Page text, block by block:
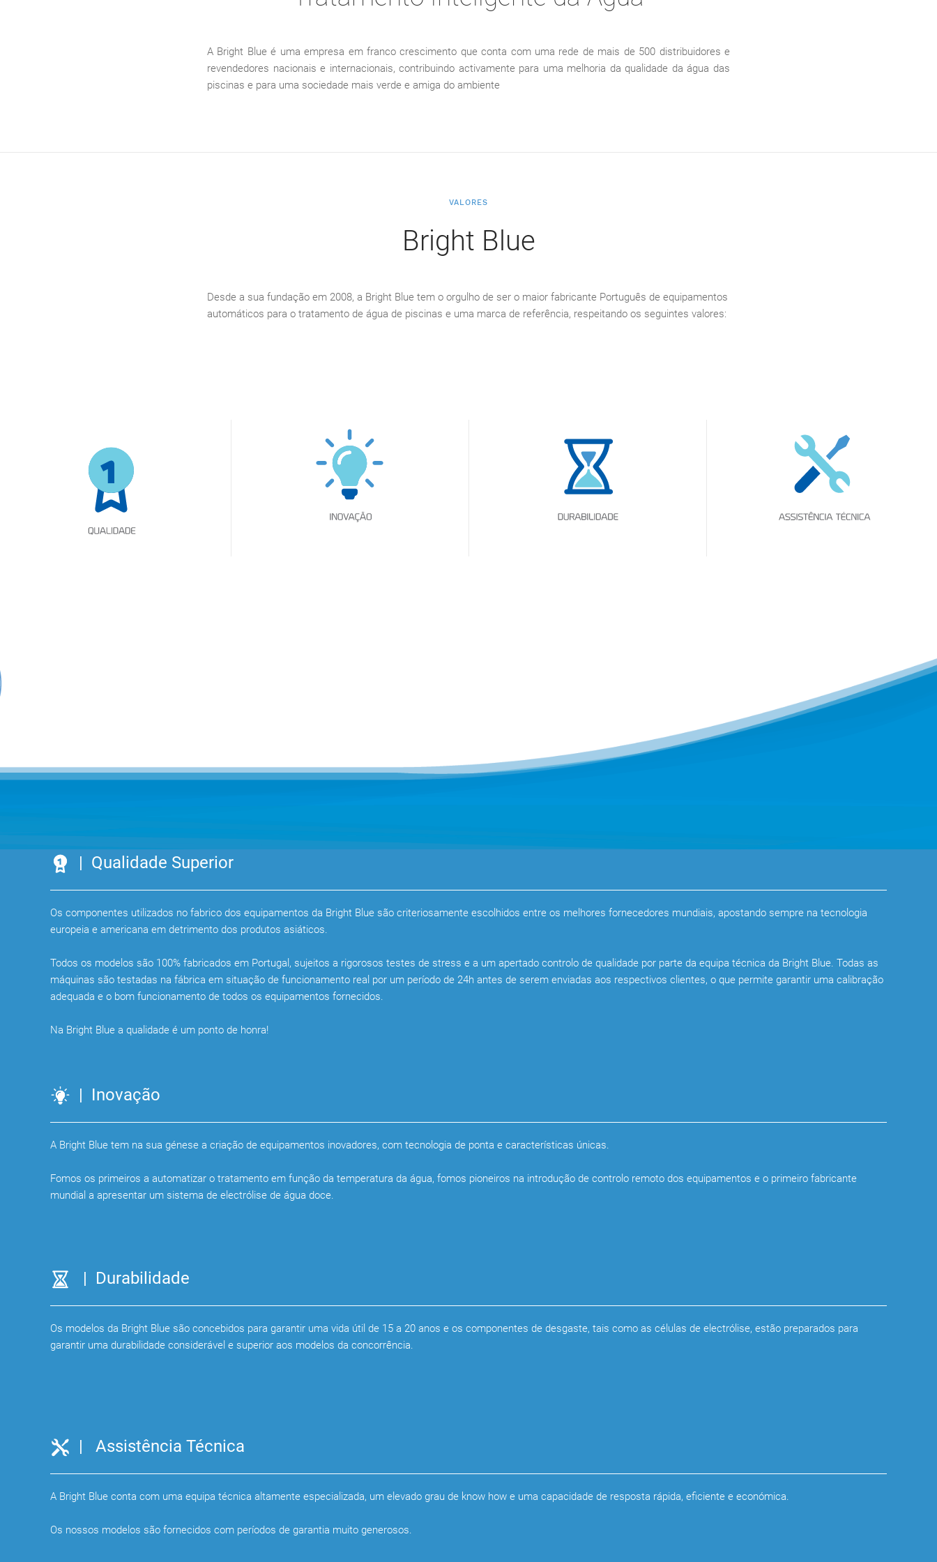
A Bright Blue é uma empresa em franco crescimento que conta com uma rede de mais de 500 distribuidores e
revendedores nacionais e internacionais, contribuindo activamente para uma melhoria da qualidade da água das
piscinas e para uma sociedade mais verde e amiga do ambiente
VALORES
Bright Blue
Desde a sua fundação em 2008, a Bright Blue tem o orgulho de ser o maior fabricante Português de equipamentos
automáticos para o tratamento de água de piscinas e uma marca de referência, respeitando os seguintes valores:
| Qualidade Superior
Os componentes utilizados no fabrico dos equipamentos da Bright Blue são criteriosamente escolhidos entre os melhores fornecedores mundiais, apostando sempre na tecnologia
europeia e americana em detrimento dos produtos asiáticos.
Todos os modelos são 100% fabricados em Portugal, sujeitos a rigorosos testes de stress e a um apertado controlo de qualidade por parte da equipa técnica da Bright Blue. Todas as
máquinas são testadas na fábrica em situação de funcionamento real por um período de 24h antes de serem enviadas aos respectivos clientes, o que permite garantir uma calibração
adequada e o bom funcionamento de todos os equipamentos fornecidos.
Na Bright Blue a qualidade é um ponto de honra!
| Inovação
A Bright Blue tem na sua génese a criação de equipamentos inovadores, com tecnologia de ponta e características únicas.
Fomos os primeiros a automatizar o tratamento em função da temperatura da água, fomos pioneiros na introdução de controlo remoto dos equipamentos e o primeiro fabricante
mundial a apresentar um sistema de electrólise de água doce.
| Durabilidade
Os modelos da Bright Blue são concebidos para garantir uma vida útil de 15 a 20 anos e os componentes de desgaste, tais como as células de electrólise, estão preparados para
garantir uma durabilidade considerável e superior aos modelos da concorrência.
| Assistência Técnica
A Bright Blue conta com uma equipa técnica altamente especializada, um elevado grau de know how e uma capacidade de resposta rápida, eficiente e económica.
Os nossos modelos são fornecidos com períodos de garantia muito generosos.